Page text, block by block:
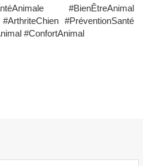
#BienÊtreAnimal
#PréventionSanté
#ConfortAnimal